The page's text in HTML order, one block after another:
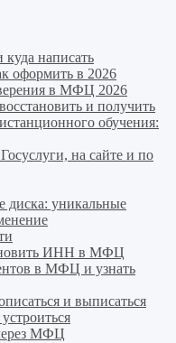
написать
оформить в 2026
в МФЦ 2026
и получить
обучения:
на сайте и по
уникальные
ИНН в МФЦ
в МФЦ и узнать
и выписаться
МФЦ